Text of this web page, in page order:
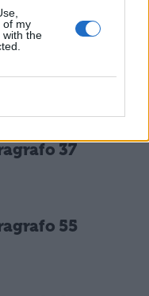
of my
with the
21
37
55